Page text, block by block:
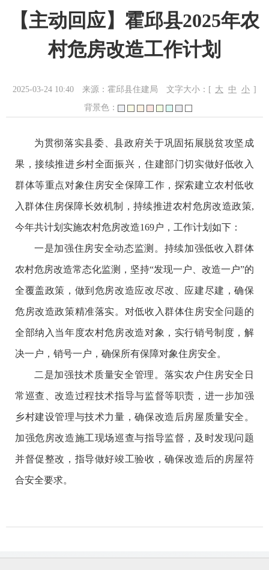
【主动回应】霍邱县2025年农
村危房改造工作计划
2025-03-24 10:40 来源：霍邱县住建局 文字大小：[ 大 中 小 ]
背景色：
为贯彻落实县委、县政府关于巩固拓展脱贫攻坚成
果，接续推进乡村全面振兴，住建部门切实做好低收入
群体等重点对象住房安全保障工作，探索建立农村低收
入群体住房保障长效机制，持续推进农村危房改造政策,
今年共计划实施农村危房改造169户，工作计划如下：
一是加强住房安全动态监测。持续加强低收入群体
农村危房改造常态化监测，坚持“发现一户、改造一户”的
全覆盖政策，做到危房改造应改尽改、应建尽建，确保
危房改造政策精准落实。对低收入群体住房安全问题的
全部纳入当年度农村危房改造对象，实行销号制度，解
决一户，销号一户，确保所有保障对象住房安全。
二是加强技术质量安全管理。落实农户住房安全日
常巡查、改造过程技术指导与监督等职责，进一步加强
乡村建设管理与技术力量，确保改造后房屋质量安全。
加强危房改造施工现场巡查与指导监督，及时发现问题
并督促整改，指导做好竣工验收，确保改造后的房屋符
合安全要求。